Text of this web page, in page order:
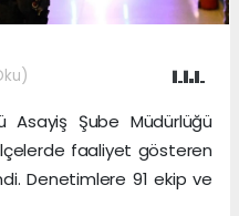
Asayiş Şube Müdürlüğü
faaliyet gösteren
Denetimlere 91 ekip ve